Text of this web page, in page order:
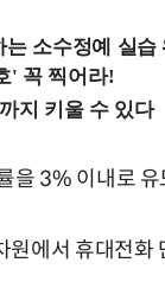
소수정예 실습
을 3% 이내로 유
에서 휴대전